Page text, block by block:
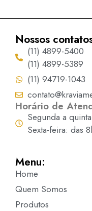
Nossos
(11) 4899-5400
(11) 4899-5389
(11) 94719-1043
Horário de
Segunda a
Sexta-feira: das
Menu:
Home
Quem Somos
Produtos